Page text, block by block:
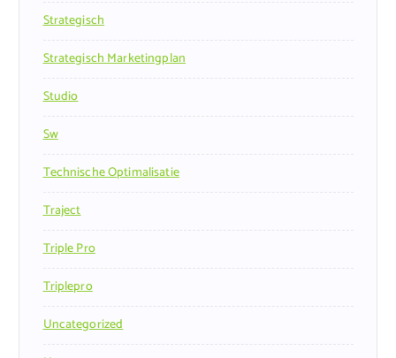
Strategisch
Strategisch Marketingplan
Studio
Sw
Technische Optimalisatie
Traject
Triple Pro
Triplepro
Uncategorized